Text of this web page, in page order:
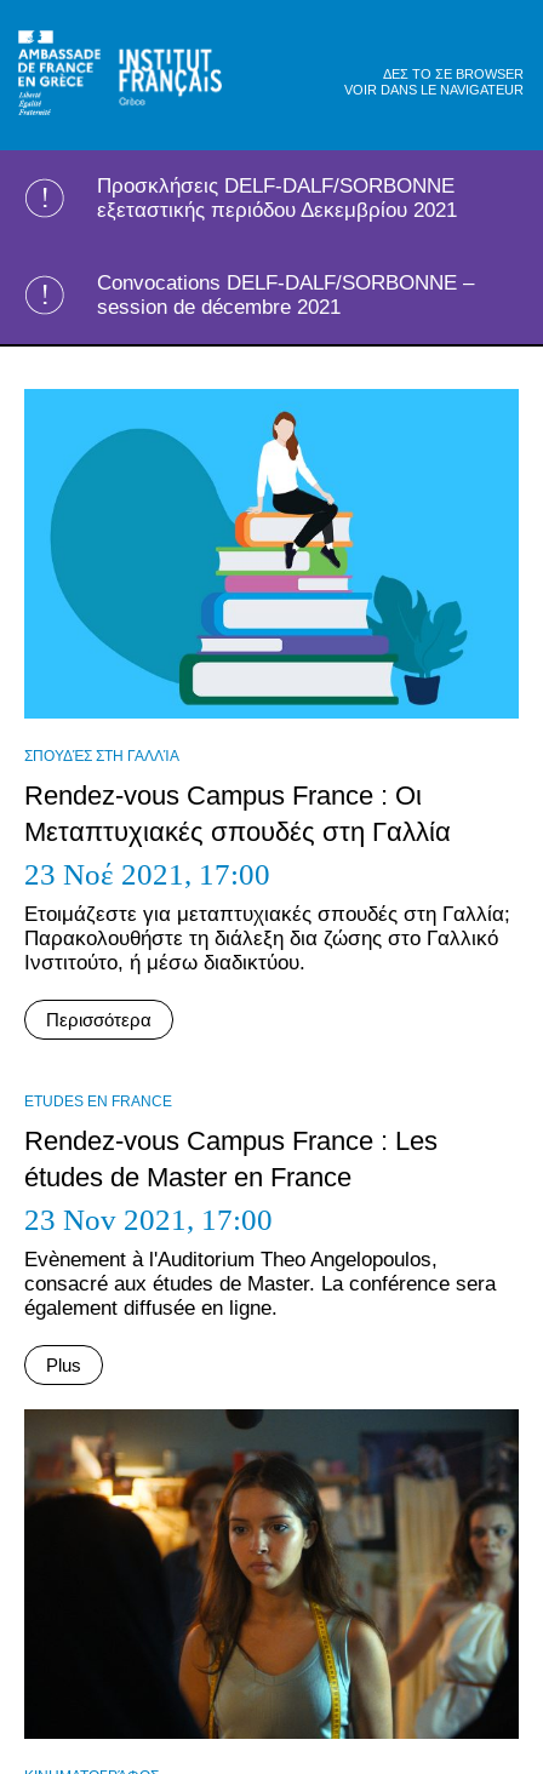
ΔΕΣ ΤΟ ΣΕ BROWSER
VOIR DANS LE NAVIGATEUR
Προσκλήσεις DELF-DALF/SORBONNE
εξεταστικής περιόδου Δεκεμβρίου 2021
Convocations DELF-DALF/SORBONNE –
session de décembre 2021
ΣΠΟΥΔΈΣ ΣΤΗ ΓΑΛΛΊΑ
Rendez-vous Campus France : Οι
Μεταπτυχιακές σπουδές στη Γαλλία
23 Νοέ 2021, 17:00
Ετοιμάζεστε για μεταπτυχιακές σπουδές στη Γαλλία;
Παρακολουθήστε τη διάλεξη δια ζώσης στο Γαλλικό
Ινστιτούτο, ή μέσω διαδικτύου.
Περισσότερα
ΕTUDES EN FRANCE
Rendez-vous Campus France : Les
études de Master en France
23 Nov 2021, 17:00
Evènement à l'Auditorium Theo Angelopoulos,
consacré aux études de Master. La conférence sera
également diffusée en ligne.
Plus